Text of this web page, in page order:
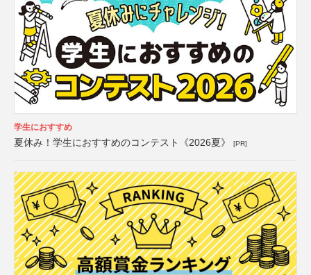
学生におすすめ
夏休み！学生におすすめのコンテスト《2026夏》 [PR]